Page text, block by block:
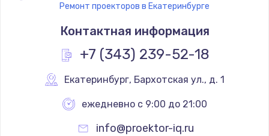
Ремонт проекторов в Екатеринбурге
Контактная информация
+7 (343) 239-52-18
Екатеринбург, Бархотская ул., д. 1
ежедневно с 9:00 до 21:00
info@proektor-iq.ru